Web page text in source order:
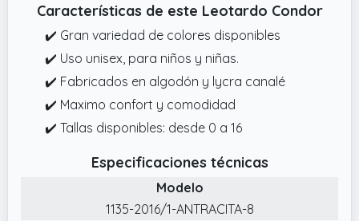
Características de este Leotardo Condor
✔️ Gran variedad de colores disponibles
✔️ Uso unisex, para niños y niñas.
✔️ Fabricados en algodón y lycra canalé
✔️ Maximo confort y comodidad
✔️ Tallas disponibles: desde 0 a 16
Especificaciones técnicas
Modelo
1135-2016/1-ANTRACITA-8